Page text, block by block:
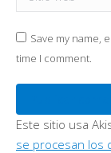
Save my name,
time I comment.
Este sitio usa
se procesan los